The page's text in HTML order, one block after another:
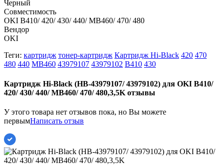
Черный
Совместимость
OKI B410/ 420/ 430/ 440/ MB460/ 470/ 480
Вендор
OKI
Теги: картридж тонер-картридж Картридж Hi-Black 420 470
480 440 MB460 43979107 43979102 B410 430
Картридж Hi-Black (HB-43979107/ 43979102) для OKI B410/
420/ 430/ 440/ MB460/ 470/ 480,3,5K отзывы
У этого товара нет отзывов пока, но Вы можете
первымНаписать отзыв